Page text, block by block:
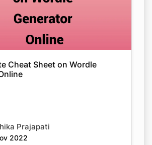
Cheat Sheet on Wordle
Prajapati
2022